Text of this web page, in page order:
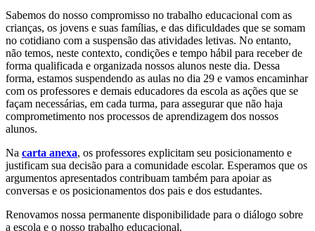
Sabemos do nosso compromisso no trabalho educacional com as
crianças, os jovens e suas famílias, e das dificuldades que se somam
no cotidiano com a suspensão das atividades letivas. No entanto,
não temos, neste contexto, condições e tempo hábil para receber de
forma qualificada e organizada nossos alunos neste dia. Dessa
forma, estamos suspendendo as aulas no dia 29 e vamos encaminhar
com os professores e demais educadores da escola as ações que se
façam necessárias, em cada turma, para assegurar que não haja
comprometimento nos processos de aprendizagem dos nossos
alunos.
Na carta anexa, os professores explicitam seu posicionamento e
justificam sua decisão para a comunidade escolar. Esperamos que os
argumentos apresentados contribuam também para apoiar as
conversas e os posicionamentos dos pais e dos estudantes.
Renovamos nossa permanente disponibilidade para o diálogo sobre
a escola e o nosso trabalho educacional.